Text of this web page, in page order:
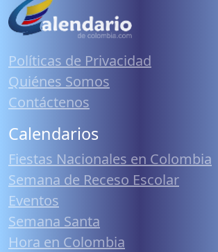
Políticas de Privacidad
Quiénes Somos
Contáctenos
Calendarios
Fiestas Nacionales en Colombia
Semana de Receso Escolar
Eventos
Semana Santa
Hora en Colombia